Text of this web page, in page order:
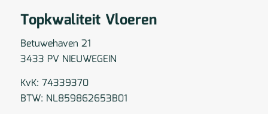
Topkwaliteit Vloeren
Betuwehaven 21
3433 PV NIEUWEGEIN
KvK: 74339370
BTW: NL859862653B01